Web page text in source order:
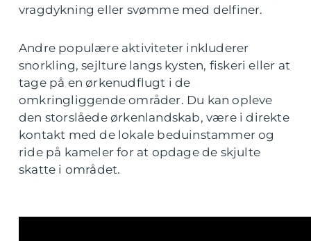
vragdykning eller svømme med delfiner.
Andre populære aktiviteter inkluderer
snorkling, sejlture langs kysten, fiskeri eller at
tage på en ørkenudflugt i de
omkringliggende områder. Du kan opleve
den storslåede ørkenlandskab, være i direkte
kontakt med de lokale beduinstammer og
ride på kameler for at opdage de skjulte
skatte i området.